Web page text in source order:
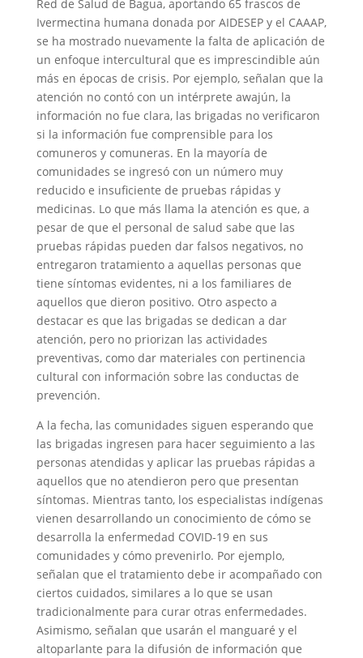
Red de Salud de Bagua, aportando 65 frascos de
Ivermectina humana donada por AIDESEP y el CAAAP,
se ha mostrado nuevamente la falta de aplicación de
un enfoque intercultural que es imprescindible aún
más en épocas de crisis. Por ejemplo, señalan que la
atención no contó con un intérprete awajún, la
información no fue clara, las brigadas no verificaron
si la información fue comprensible para los
comuneros y comuneras. En la mayoría de
comunidades se ingresó con un número muy
reducido e insuficiente de pruebas rápidas y
medicinas. Lo que más llama la atención es que, a
pesar de que el personal de salud sabe que las
pruebas rápidas pueden dar falsos negativos, no
entregaron tratamiento a aquellas personas que
tiene síntomas evidentes, ni a los familiares de
aquellos que dieron positivo. Otro aspecto a
destacar es que las brigadas se dedican a dar
atención, pero no priorizan las actividades
preventivas, como dar materiales con pertinencia
cultural con información sobre las conductas de
prevención.
A la fecha, las comunidades siguen esperando que
las brigadas ingresen para hacer seguimiento a las
personas atendidas y aplicar las pruebas rápidas a
aquellos que no atendieron pero que presentan
síntomas. Mientras tanto, los especialistas indígenas
vienen desarrollando un conocimiento de cómo se
desarrolla la enfermedad COVID-19 en sus
comunidades y cómo prevenirlo. Por ejemplo,
señalan que el tratamiento debe ir acompañado con
ciertos cuidados, similares a lo que se usan
tradicionalmente para curar otras enfermedades.
Asimismo, señalan que usarán el manguaré y el
altoparlante para la difusión de información que